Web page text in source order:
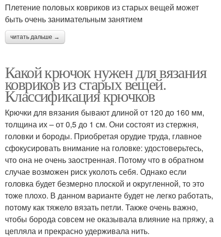
Плетение половых ковриков из старых вещей может
быть очень занимательным занятием
читать дальше →
Какой крючок нужен для вязания
ковриков из старых вещей.
Классификация крючков
Крючки для вязания бывают длиной от 120 до 160 мм,
толщина их – от 0,5 до 1 см. Они состоят из стержня,
головки и бороды. Приобретая орудие труда, главное
сфокусировать внимание на головке: удостоверьтесь,
что она не очень заостренная. Потому что в обратном
случае возможен риск уколоть себя. Однако если
головка будет безмерно плоской и округленной, то это
тоже плохо. В данном варианте будет не легко работать,
потому как тяжело вязать петли. Также очень важно,
чтобы борода совсем не оказывала влияние на пряжу, а
цепляла и прекрасно удерживала нить.